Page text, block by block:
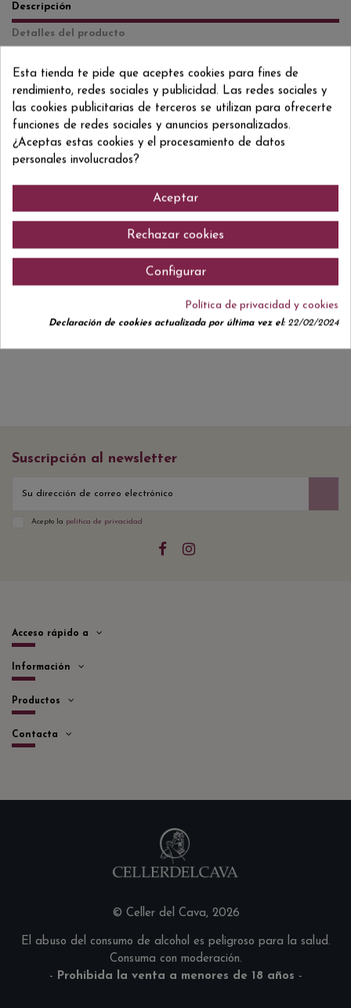
Descripción
Detalles del producto
Cabernet Sauvignon - Cariñena - Garnacha Tinta - Merlot - Syrah Vino
tinto maduro con aromas de frutas en compota, notas especiadas y
toques minerales. En boca es frutal, potente y envolvente. Un vino sedoso
con taninos pulidos y una acidez refrescante. El final es deliciosamente
persistente.
Comentarios (0)
No hay reseñas de clientes en este momento.
Suscripción al newsletter
Acepto la política de privacidad
Acceso rápido a
Información
Productos
Contacta
© Celler del Cava, 2026
El abuso del consumo de alcohol es peligroso para la salud.
Consuma con moderación.
- Prohibida la venta a menores de 18 años -
Esta tienda te pide que aceptes cookies para fines de
rendimiento, redes sociales y publicidad. Las redes sociales y
las cookies publicitarias de terceros se utilizan para ofrecerte
funciones de redes sociales y anuncios personalizados.
¿Aceptas estas cookies y el procesamiento de datos
personales involucrados?
Aceptar
Rechazar cookies
Configurar
Política de privacidad y cookies
Declaración de cookies actualizada por última vez el:22/02/2024